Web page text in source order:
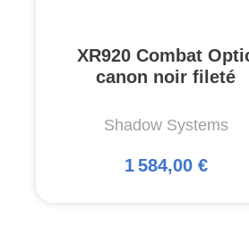
XR920 Combat
canon noir fileté
Shadow Systems
1 584,00 €